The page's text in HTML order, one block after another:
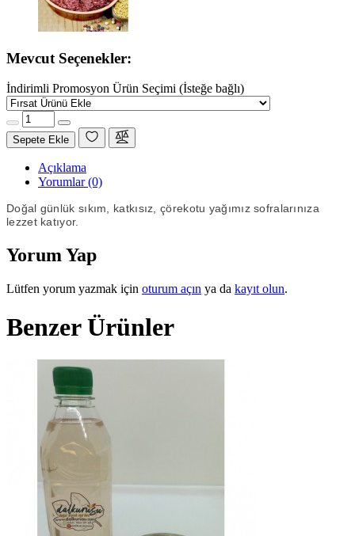
Mevcut Seçenekler:
İndirimli Promosyon Ürün Seçimi (İsteğe bağlı)
Sepete Ekle
Açıklama
Yorumlar (0)
Doğal günlük sıkım, katkısız, çörekotu yağımız sofralarınıza
lezzet katıyor.
Yorum Yap
Lütfen yorum yazmak için oturum açın ya da kayıt olun.
Benzer Ürünler